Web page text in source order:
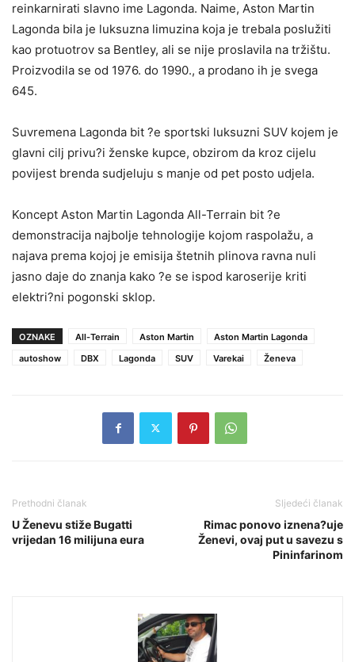
reinkarnirati slavno ime Lagonda. Naime, Aston Martin
Lagonda bila je luksuzna limuzina koja je trebala poslužiti
kao protuotrov sa Bentley, ali se nije proslavila na tržištu.
Proizvodila se od 1976. do 1990., a prodano ih je svega
645.
Suvremena Lagonda bit ?e sportski luksuzni SUV kojem je
glavni cilj privu?i ženske kupce, obzirom da kroz cijelu
povijest brenda sudjeluju s manje od pet posto udjela.
Koncept Aston Martin Lagonda All-Terrain bit ?e
demonstracija najbolje tehnologije kojom raspolažu, a
najava prema kojoj je emisija štetnih plinova ravna nuli
jasno daje do znanja kako ?e se ispod karoserije kriti
elektri?ni pogonski sklop.
OZNAKE All-Terrain Aston Martin
Aston Martin Lagonda
autoshow
DBX Lagonda SUV Varekai Ženeva
Prethodni članak
U Ženevu stiže Bugatti
vrijedan 16 milijuna eura
Sljedeći članak
Rimac ponovo iznena?uje
Ženevi, ovaj put u savezu s
Pininfarinom